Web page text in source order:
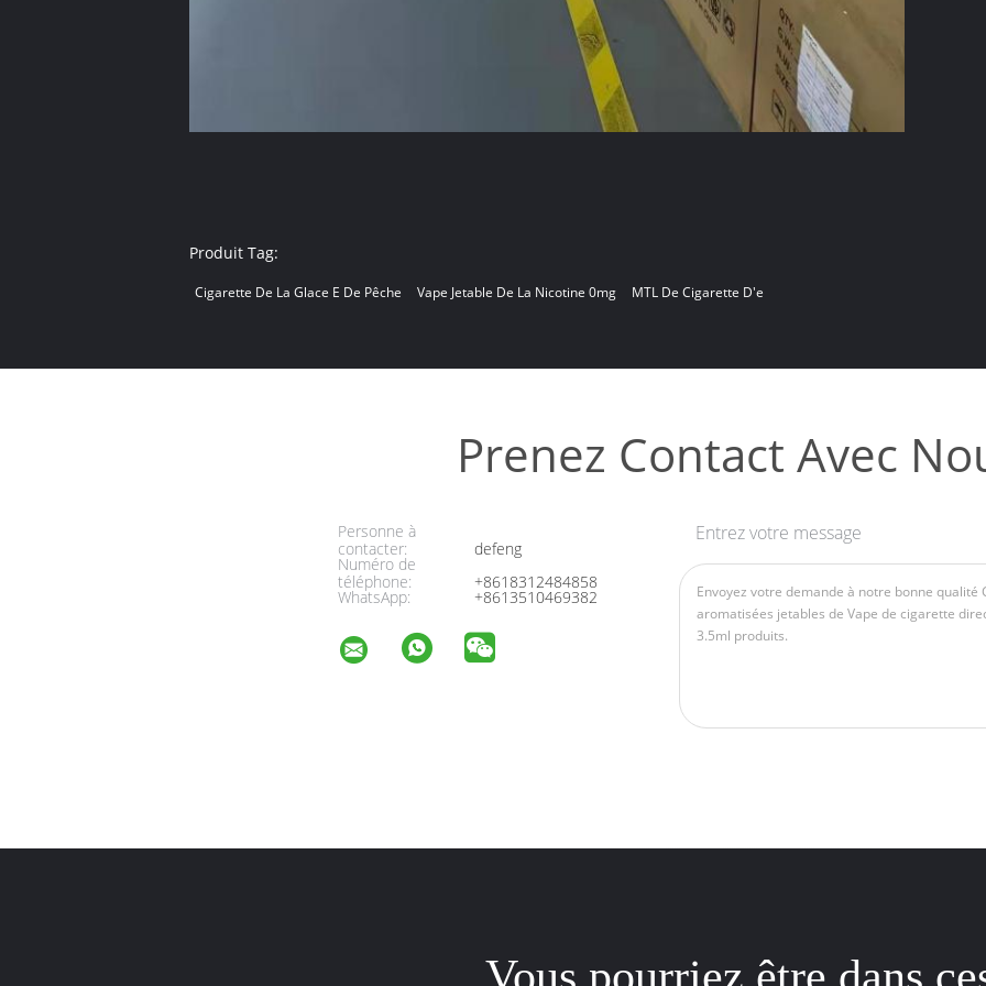
Produit Tag:
Cigarette De La Glace E De Pêche Vape Jetable De La Nicotine 0mg MTL De Cigarette D'e
Prenez Contact Avec
Personne à
contacter:
defeng
Numéro de
téléphone:
+8618312484858
WhatsApp: +8613510469382
Entrez votre message